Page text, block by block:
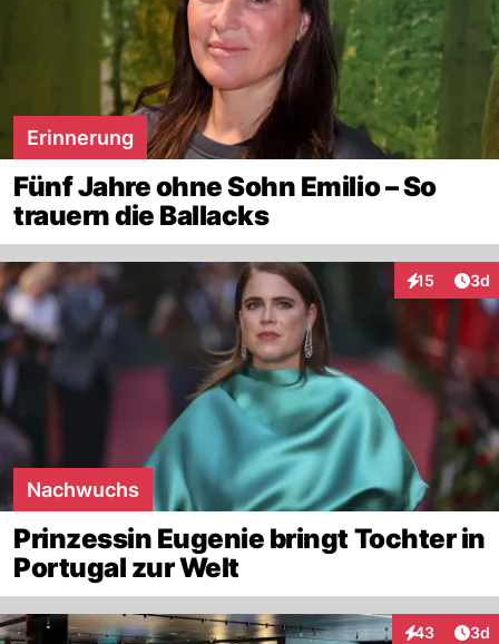
Erinnerung
Fünf Jahre ohne Sohn Emilio – So
trauern die Ballacks
15
Interaktionen
3d
Nachwuchs
Prinzessin Eugenie bringt Tochter in
Portugal zur Welt
43 3d